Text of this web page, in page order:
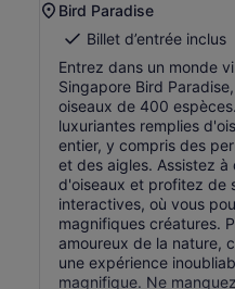
Bird Paradise
Billet d’entrée inclus
Entrez dans un monde
Singapore Bird
oiseaux de 400
luxuriantes remplies
entier, y compris des
et des aigles. Assistez
d'oiseaux et profitez de
interactives, où vous
magnifiques créatures.
amoureux de la nature,
une expérience
magnifique. Ne